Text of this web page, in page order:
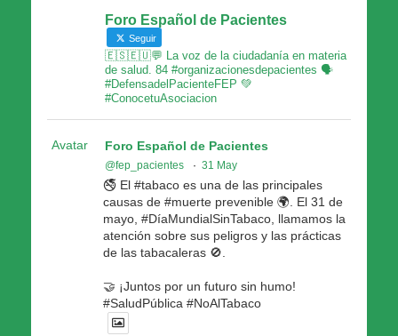
Foro Español de Pacientes
Seguir
🇪🇸🇪🇺💬 La voz de la ciudadanía en materia
de salud. 84 #organizacionesdepacientes 🗣
#DefensadelPacienteFEP 💚
#ConocetuAsociacion
Avatar Foro Español de Pacientes
@fep_pacientes · 31 May
🚭 El #tabaco es una de las principales
causas de #muerte prevenible 🌍. El 31 de
mayo, #DíaMundialSinTabaco, llamamos la
atención sobre sus peligros y las prácticas
de las tabacaleras 🚫.
🤝 ¡Juntos por un futuro sin humo!
#SaludPública #NoAlTabaco